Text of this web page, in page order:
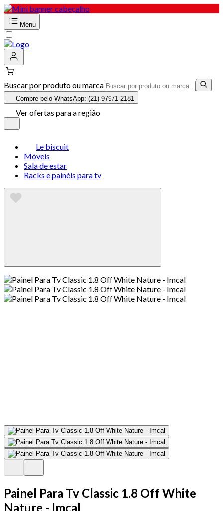
Menu
Buscar por produto ou marca
Compre pelo WhatsApp: (21) 97971-2181
Ver ofertas para a região
Le biscuit
Móveis
Sala de estar
Racks e painéis para tv
Painel Para Tv Classic 1.8 Off White
Nature - Imcal